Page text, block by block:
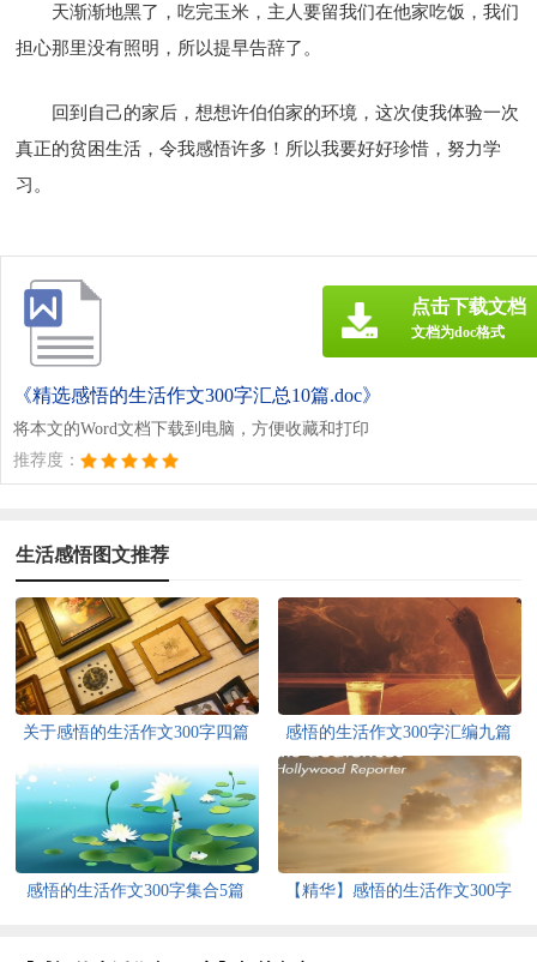
天渐渐地黑了，吃完玉米，主人要留我们在他家吃饭，我们
担心那里没有照明，所以提早告辞了。
回到自己的家后，想想许伯伯家的环境，这次使我体验一次
真正的贫困生活，令我感悟许多！所以我要好好珍惜，努力学
习。
《精选感悟的生活作文300字汇总10篇.doc》
将本文的Word文档下载到电脑，方便收藏和打印
推荐度：
点击下载文档
文档为doc格式
生活感悟图文推荐
关于感悟的生活作文300字四篇 感悟的生活作文300字汇编九篇
感悟的生活作文300字集合5篇
【精华】感悟的生活作文300字